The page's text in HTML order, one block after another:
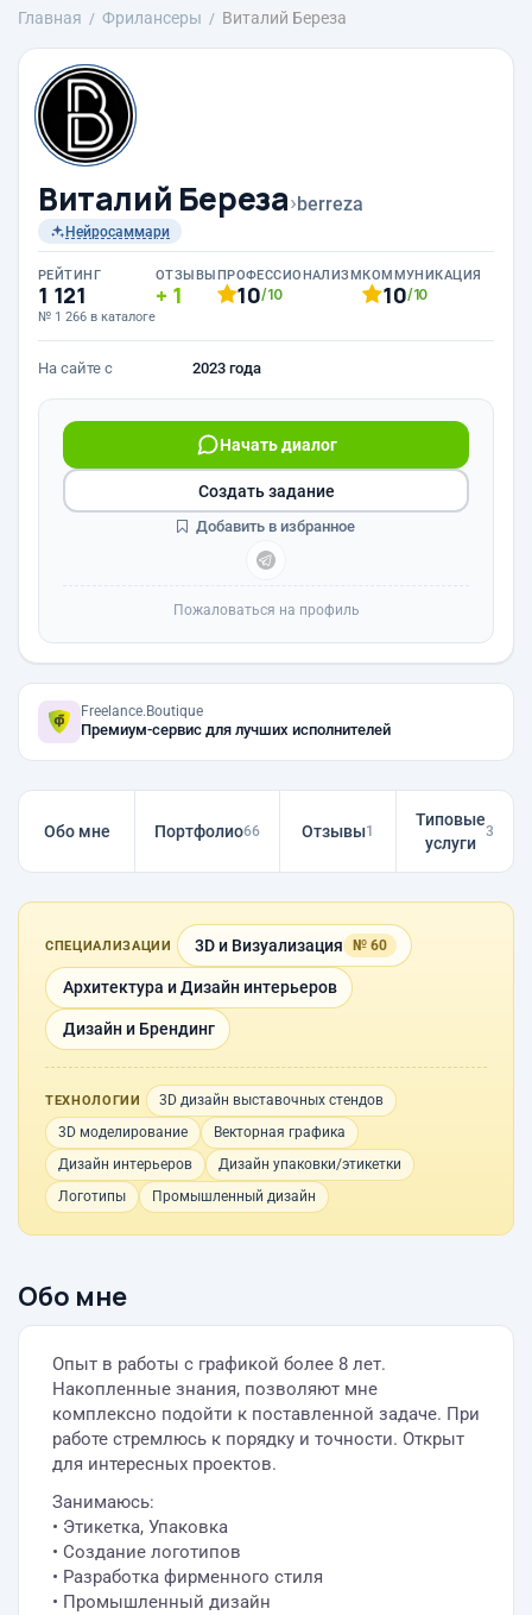
Главная Фрилансеры Виталий Береза
Виталий Береза›berreza
Нейросаммари
РЕЙТИНГ
1 121
№ 1 266 в каталоге
ОТЗЫВЫ
1
ПРОФЕССИОНАЛИЗМ
10/10
КОММУНИКАЦИЯ
10/10
На сайте с 2023 года
Начать диалог
Создать задание
Добавить в избранное
Пожаловаться на профиль
Freelance.Boutique
Премиум-сервис для лучших исполнителей
Обо мне Портфолио66 Отзывы1
Типовые
услуги
3
СПЕЦИАЛИЗАЦИИ 3D и Визуализация № 60
Архитектура и Дизайн интерьеров
Дизайн и Брендинг
ТЕХНОЛОГИИ
3D дизайн выставочных стендов
3D моделирование
Векторная графика
Дизайн интерьеров
Дизайн упаковки/этикетки
Логотипы
Промышленный дизайн
Обо мне
Опыт в работы с графикой более 8 лет.
Накопленные знания, позволяют мне
комплексно подойти к поставленной задаче. При
работе стремлюсь к порядку и точности. Открыт
для интересных проектов.
Занимаюсь:
• Этикетка, Упаковка
• Создание логотипов
• Разработка фирменного стиля
• Промышленный дизайн